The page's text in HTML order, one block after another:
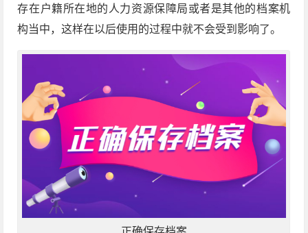
存在户籍所在地的人力资源保障局或者是其他的档案机
构当中，这样在以后使用的过程中就不会受到影响了。